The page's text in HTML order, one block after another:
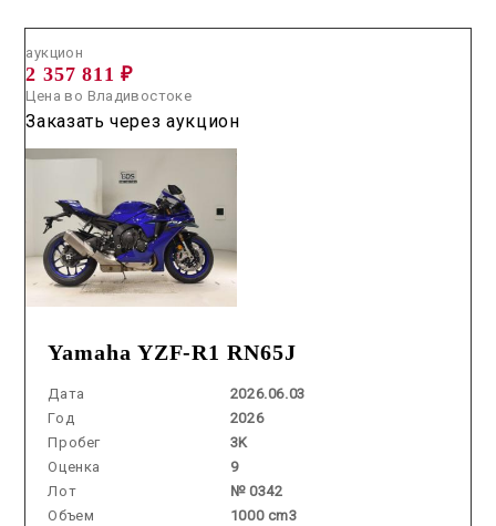
Yamaha YZF-R1 RN65J
Дата
2026.06.03
Год
2026
Пробег
3K
Оценка
9
Лот
№ 0342
Объем
1000 cm3
аукцион
2 357 811 ₽
Цена во Владивостоке
Заказать через аукцион